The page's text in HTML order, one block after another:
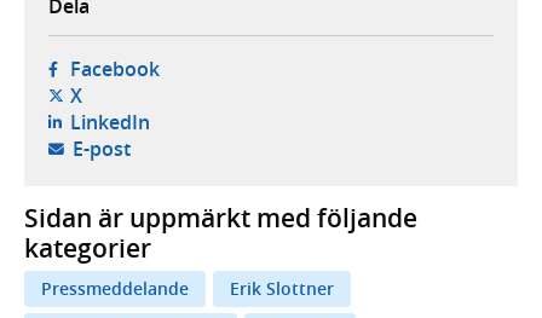
Dela
Facebook- öppnas i ny flik, extern webbplats,
X- öppnas i ny flik, extern webbplats,
LinkedIn- öppnas i ny flik, extern webbplats,
E-post- öppnar din e-postklient,
Sidan är uppmärkt med följande
kategorier
Pressmeddelande
Erik Slottner